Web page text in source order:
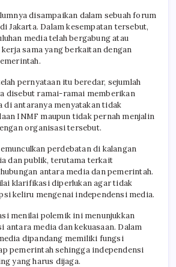
disampaikan dalam sebuah forum
Jakarta. Dalam kesempatan tersebut,
media telah bergabung atau
sama yang berkaitan dengan
pernyataan itu beredar, sejumlah
disebut ramai-ramai memberikan
di antaranya menyatakan tidak
INMF maupun tidak pernah menjalin
organisasi tersebut.
perdebatan di kalangan
dan publik, terutama terkait
antara media dan pemerintah.
klarifikasi diperlukan agar tidak
keliru mengenai independensi media.
menilai polemik ini menunjukkan
antara media dan kekuasaan. Dalam
dipandang memiliki fungsi
pemerintah sehingga independensi
yang harus dijaga.